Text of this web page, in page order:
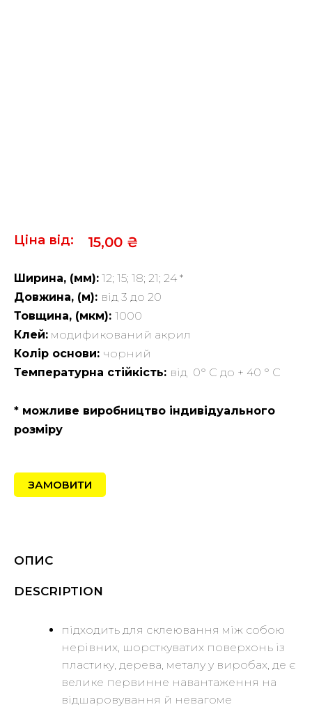
Ціна від: 15,00 ₴
Ширина, (мм): 12; 15; 18; 21; 24 *
Довжина, (м): від 3 до 20
Товщина, (мкм): 1000
Клей: модификований акрил
Колір основи: чорний
Температурна стійкість: від 0° C до + 40 ° C
* можливе виробництво індивідуального
розміру
ЗАМОВИТИ
ОПИС
DESCRIPTION
підходить для склеювання між собою
нерівних, шорсткуватих поверхонь із
пластику, дерева, металу у виробах, де є
велике первинне навантаження на
відшаровування й невагоме